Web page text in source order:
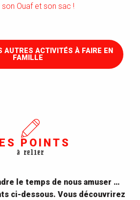
Ouaf et son sac !
AUTRES ACTIVITÉS À FAIRE EN
FAMILLE
POINTS
à relier
le temps de nous amuser …
ci-dessous. Vous découvrirez